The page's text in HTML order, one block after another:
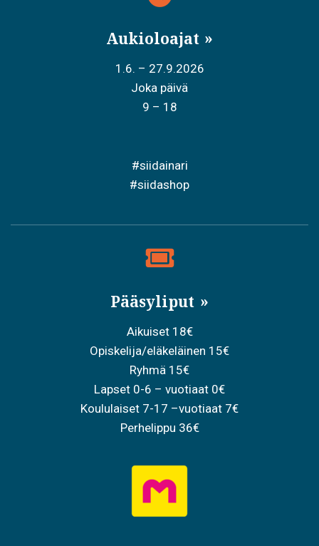
Aukioloajat
1.6. – 27.9.2026
Joka päivä
9 – 18
#siidainari
#siidashop
Pääsyliput
Aikuiset 18€
Opiskelija/eläkeläinen 15€
Ryhmä 15€
Lapset 0-6 – vuotiaat 0€
Koululaiset 7-17 –vuotiaat 7€
Perhelippu 36€